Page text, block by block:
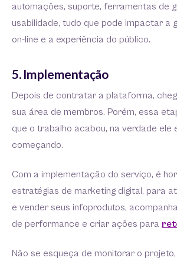
automações, suporte, ferramentas de
usabilidade, tudo que pode impactar a
on-line e a experiência do público.
5. Implementação
Depois de contratar a plataforma,
sua área de membros. Porém, essa
que o trabalho acabou, na verdade ele
começando.
Com a implementação do serviço, é
estratégias de marketing digital, para
e vender seus infoprodutos,
de performance e criar ações para
Não se esqueça de monitorar o